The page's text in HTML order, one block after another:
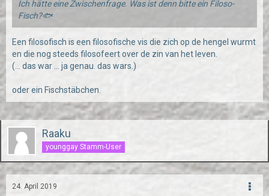
Ich hätte eine Zwischenfrage. Was ist denn bitte ein Filoso-
Fisch?🐟
Een filosofisch is een filosofische vis die zich op de hengel wurmt
en die nog steeds filosofeert over de zin van het leven.
(... das war ... ja genau. das wars.)
oder ein Fischstäbchen.
Raaku
younggay Stamm-User
24. April 2019